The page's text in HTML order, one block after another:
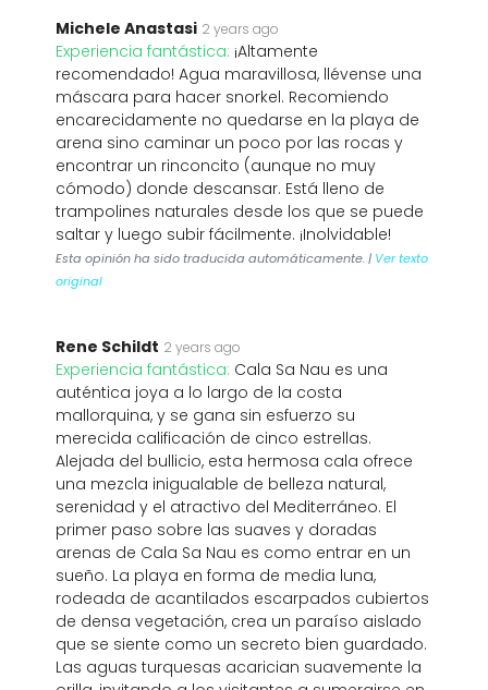
Michele Anastasi 2 years ago
Experiencia fantástica: ¡Altamente
recomendado! Agua maravillosa, llévense una
máscara para hacer snorkel. Recomiendo
encarecidamente no quedarse en la playa de
arena sino caminar un poco por las rocas y
encontrar un rinconcito (aunque no muy
cómodo) donde descansar. Está lleno de
trampolines naturales desde los que se puede
saltar y luego subir fácilmente. ¡Inolvidable!
Esta opinión ha sido traducida automáticamente. | Ver texto
original
Rene Schildt 2 years ago
Experiencia fantástica: Cala Sa Nau es una
auténtica joya a lo largo de la costa
mallorquina, y se gana sin esfuerzo su
merecida calificación de cinco estrellas.
Alejada del bullicio, esta hermosa cala ofrece
una mezcla inigualable de belleza natural,
serenidad y el atractivo del Mediterráneo. El
primer paso sobre las suaves y doradas
arenas de Cala Sa Nau es como entrar en un
sueño. La playa en forma de media luna,
rodeada de acantilados escarpados cubiertos
de densa vegetación, crea un paraíso aislado
que se siente como un secreto bien guardado.
Las aguas turquesas acarician suavemente la